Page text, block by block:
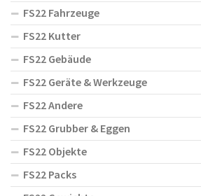
FS22 Fahrzeuge
FS22 Kutter
FS22 Gebäude
FS22 Geräte & Werkzeuge
FS22 Andere
FS22 Grubber & Eggen
FS22 Objekte
FS22 Packs